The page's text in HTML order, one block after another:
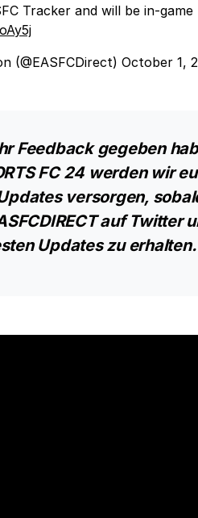
Tracker and will be in-
(@EASFCDirect) October 1,
Feedback gegeben
FC 24 werden wir
versorgen,
auf Twitter
Updates zu erhalten.